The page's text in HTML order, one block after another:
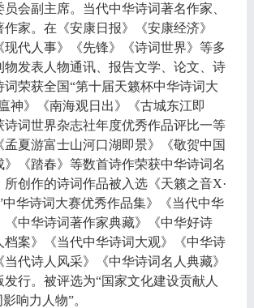
会副主席。当代中华诗词著名作家、
家。在《安康日报》《安康经济》
现代人事》《先锋》《诗词世界》等多
物发表人物通讯、报告文学、论文、诗
荣获全国“第十届天籁杯中华诗词大
神》《南海观日出》《古城东江即
诗词世界杂志社年度优秀作品评比一等
夏游富士山河口湖即景》《敬贺中国
》《踏春》等数首诗作荣获中华诗词名
所创作的诗词作品被入选《天籁之音X·
中华诗词大赛优秀作品集》《当代中华
《中华诗词著作家典藏》《中华好诗
档案》《当代中华诗词大观》《中华诗
代诗人风采》《中华诗词名人典藏》
行。被评选为“国家文化建设贡献人
响力人物”。